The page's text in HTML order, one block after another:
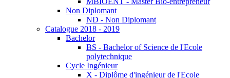
Non Diplomant
ND - Non Diplomant
Catalogue 2018 - 2019
Bachelor
BS - Bachelor of Science de l'Ecole
polytechnique
Cycle Ingénieur
X - Diplôme d'ingénieur de l'Ecole